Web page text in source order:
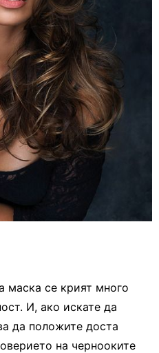
маска се крият много
И, ако искате да
да положите доста
на чернооките